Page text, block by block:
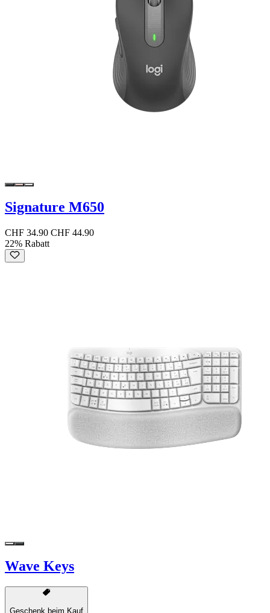
Signature M650
CHF 34.90 CHF 44.90
22% Rabatt
Wave Keys
Geschenk beim Kauf